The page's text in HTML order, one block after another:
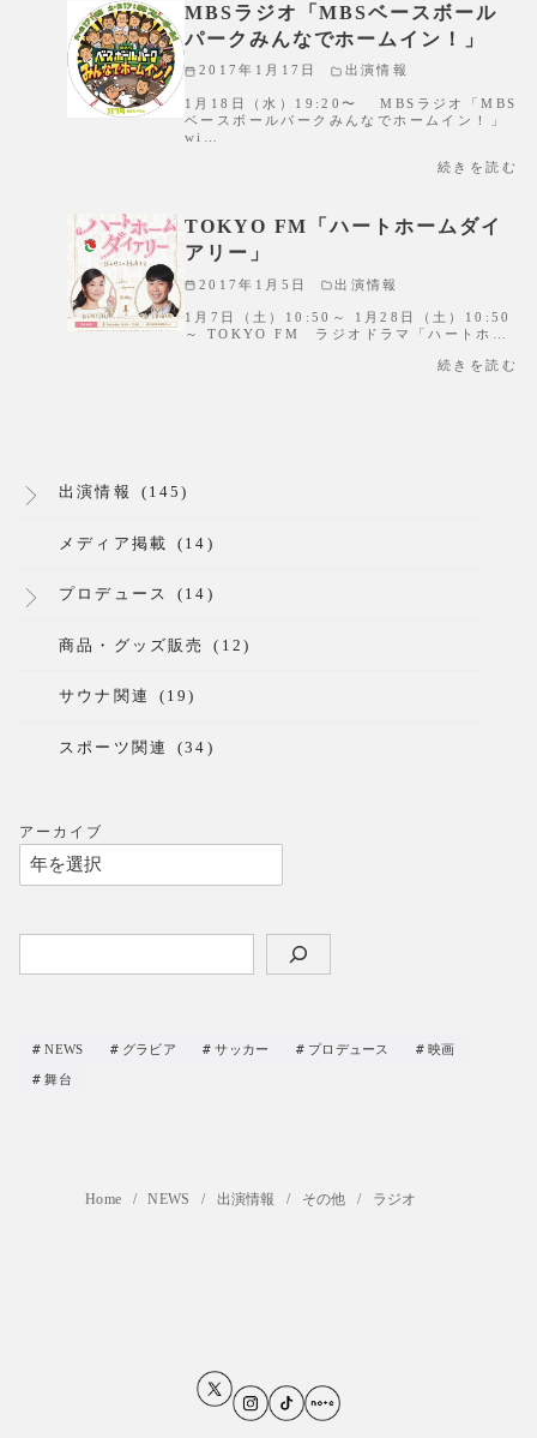
MBSラジオ「MBSベースボール
パークみんなでホームイン！」
2017年1月17日 出演情報
1月18日（水）19:20〜 MBSラジオ「MBS
ベースボールパークみんなでホームイン！」
wi…
続きを読む
TOKYO FM「ハートホームダイ
アリー」
2017年1月5日 出演情報
1月7日（土）10:50～ 1月28日（土）10:50
～ TOKYO FM ラジオドラマ「ハートホ…
続きを読む
出演情報 (145)
メディア掲載 (14)
プロデュース (14)
商品・グッズ販売 (12)
サウナ関連 (19)
スポーツ関連 (34)
アーカイブ
索
NEWS グラビア サッカー プロデュース 映画
舞台
Home NEWS 出演情報 その他 ラジオ